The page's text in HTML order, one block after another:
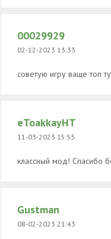
00029929
02-12-2023 13:33
советую игру ваще топ
eToakkayHT
11-03-2023 15:55
классный мод! Спасибо
Gustman
08-02-2023 21:43